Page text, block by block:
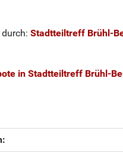
Stadtteiltreff Brühl-
in Stadtteiltreff Brühl-